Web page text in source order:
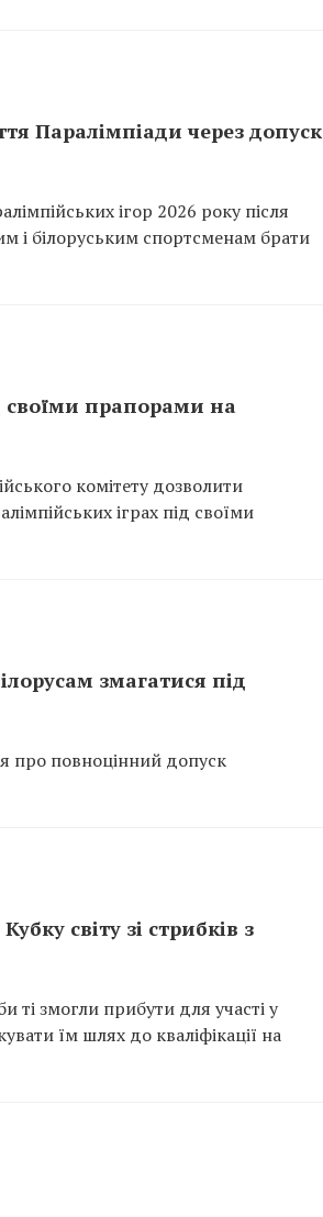
Паралімпіади через допуск
ігор 2026 року після
і білоруським спортсменам брати
своїми прапорами на
комітету дозволити
іграх під своїми
змагатися під
про повноцінний допуск
світу зі стрибків з
змогли прибути для участі у
їм шлях до кваліфікації на